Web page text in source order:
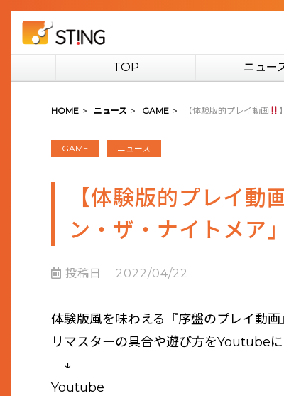
TOP ニュー
HOME > ニュース > GAME > 【体験版的プレイ動画
GAME ニュース
【体験版的プレイ動
ン・ザ・ナイトメア
投稿日 2022/04/22
体験版風を味わえる『序盤のプレイ動
リマスターの具合や遊び方をYoutube
↓
Youtube